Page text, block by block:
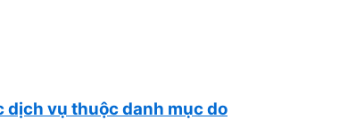
dịch vụ thuộc danh mục do